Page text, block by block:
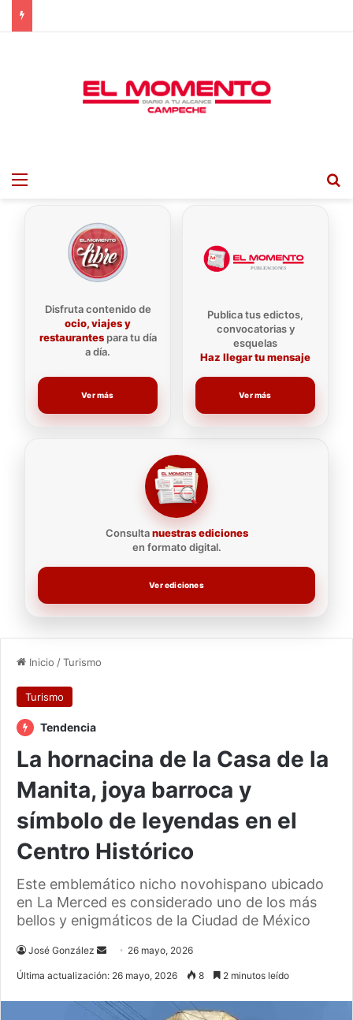
Menu
Disfruta contenido de
ocio, viajes y
restaurantespara tu día
a día.
Ver más
Consultanuestras ediciones
en formato digital.
Ver ediciones
Publica tus edictos,
convocatorias y
esquelas
Haz llegar tu mensaje
Ver más
Inicio /Turismo
Turismo
Tendencia
La hornacina de la Casa de la
Manita, joya barroca y
símbolo de leyendas en el
Centro Histórico
Este emblemático nicho novohispano ubicado
en La Merced es considerado uno de los más
bellos y enigmáticos de la Ciudad de México
José González
Send 26 mayo, 2026
Última actualización: 26 mayo, 2026 8 2 minutos leído